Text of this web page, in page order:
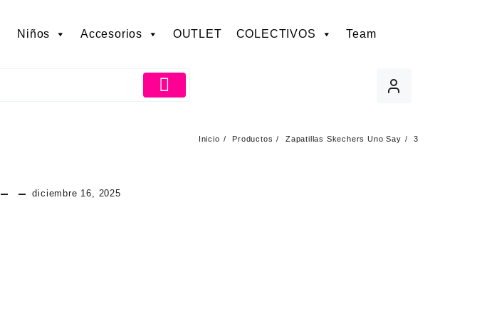
Niños Accesorios OUTLET COLECTIVOS Team
Inicio Productos Zapatillas Skechers Uno Say 3
diciembre 16, 2025